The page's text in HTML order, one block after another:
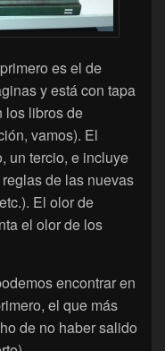
es el de
y está con tapa
los libros de
vamos). El
un tercio, e incluye
de las nuevas
El olor de
el olor de los
encontrar en
el que más
de no haber salido